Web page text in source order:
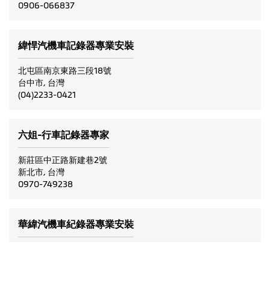
0906-066837
緯悍汽機車記錄器專業安裝
北屯區南京東路三段18號
台中市, 台灣
(04)2233-0421
六姐-行車記錄器專家
新莊區中正路新建巷2號
新北市, 台灣
0970-749238
華緯汽機車紀錄器專業安裝